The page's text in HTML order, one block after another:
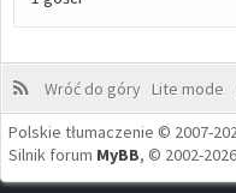
Wróć do góry Lite mode
Polskie tłumaczenie © 2007-
Silnik forum MyBB, © 2002-2026